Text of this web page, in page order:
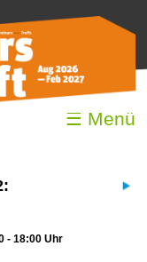
☰ Menü
- 18:00 Uhr